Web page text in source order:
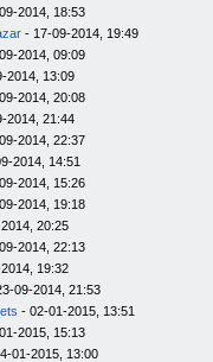
2014, 18:53
- 17-09-2014, 19:49
2014, 09:09
2014, 13:09
2014, 20:08
2014, 21:44
2014, 22:37
2014, 14:51
2014, 15:26
2014, 19:18
20:25
2014, 22:13
19:32
09-2014, 21:53
- 02-01-2015, 13:51
2015, 15:13
01-2015, 13:00